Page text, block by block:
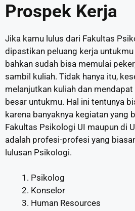
Prospek Kerja
Jika kamu lulus dari Fakultas
dipastikan peluang kerja
bahkan sudah bisa memulai
sambil kuliah. Tidak hanya itu,
melanjutkan kuliah dan
besar untukmu. Hal ini tentunya
karena banyaknya kegiatan yang
Fakultas Psikologi UI maupun di
adalah profesi-profesi yang
lulusan Psikologi.
Psikolog
Konselor
Human Resources